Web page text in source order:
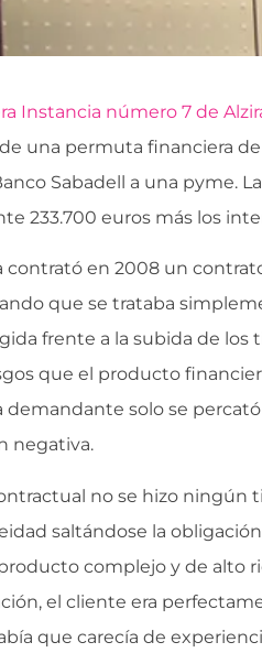
Instancia número 7 de
una permuta financiera
Sabadell a una pyme.
233.700 euros más los
contrató en 2008 un
que se trataba
frente a la subida de los
que el producto
demandante solo se
negativa.
no se hizo ningún
saltándose la
complejo y de alto
el cliente era
que carecía de